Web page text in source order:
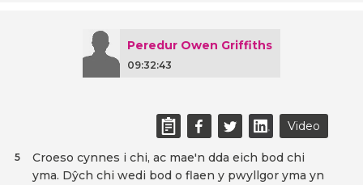
Peredur Owen Griffiths
09:32:43
Video
Croeso cynnes i chi, ac mae'n dda eich bod chi
yma. Dŷch chi wedi bod o flaen y pwyllgor yma yn
5